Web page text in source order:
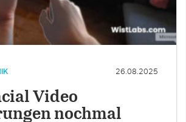
26.08.2025
Video
nochmal